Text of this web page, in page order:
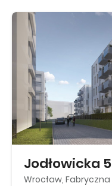
Jodłowicka 5
Wrocław, Fabryczna